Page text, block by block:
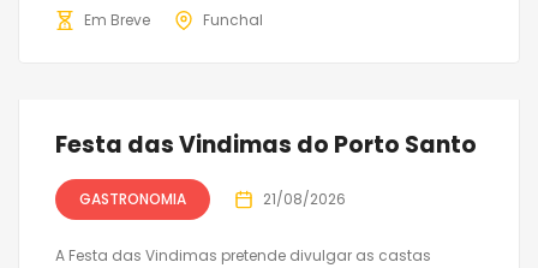
Em Breve Funchal
Festa das Vindimas do Porto Santo
GASTRONOMIA 21/08/2026
A Festa das Vindimas pretende divulgar as castas